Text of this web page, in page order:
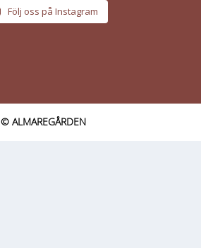
Följ oss på Instagram
© ALMAREGÅRDEN